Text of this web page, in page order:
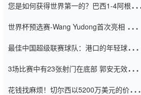
您是如何获得世界第一的？巴西1-4阿根
世界杯预选赛-Wang Yudong首次亮相 中国
最佳中国超级联赛球队：港口的年轻球员在
（Taishan）
3场比赛中有23张射门在底部 郭安无效传球
花钱找麻烦！切尔西以5200万美元的价格